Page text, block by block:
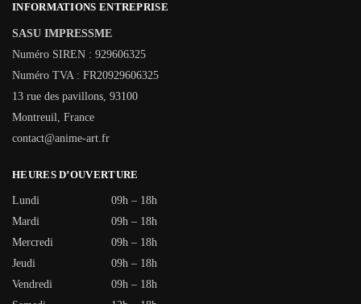
INFORMATIONS ENTREPRISE
SASU IMPRESSME
Numéro SIREN : 929606325
Numéro TVA : FR20929606325
13 rue des pavillons, 93100
Montreuil, France
contact@anime-art.fr
HEURES D’OUVERTURE
Lundi
09h – 18h
Mardi
09h – 18h
Mercredi
09h – 18h
Jeudi
09h – 18h
Vendredi
09h – 18h